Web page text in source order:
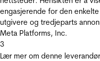
engasjerende for den
utgivere og tredjeparts
Meta Platforms, Inc.
3
Lær mer om denne